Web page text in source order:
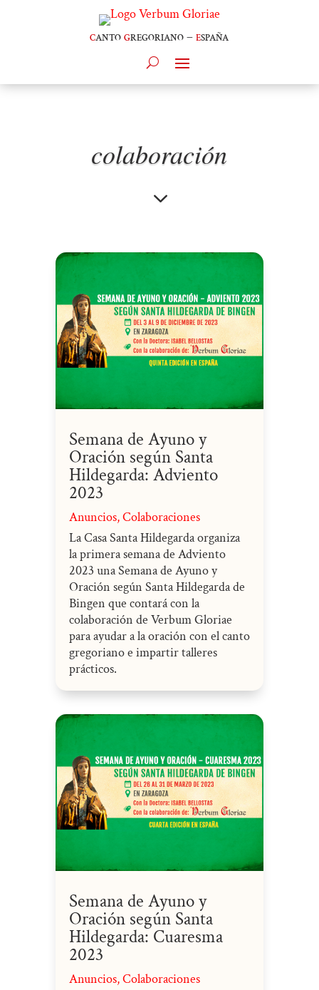
cantogregoriano –españa
colaboración
3
Semana de Ayuno y
Oración según Santa
Hildegarda: Adviento
2023
Anuncios,Colaboraciones
La Casa Santa Hildegarda organiza
la primera semana de Adviento
2023 una Semana de Ayuno y
Oración según Santa Hildegarda de
Bingen que contará con la
colaboración de Verbum Gloriae
para ayudar a la oración con el canto
gregoriano e impartir talleres
prácticos.
Semana de Ayuno y
Oración según Santa
Hildegarda: Cuaresma
2023
Anuncios,Colaboraciones